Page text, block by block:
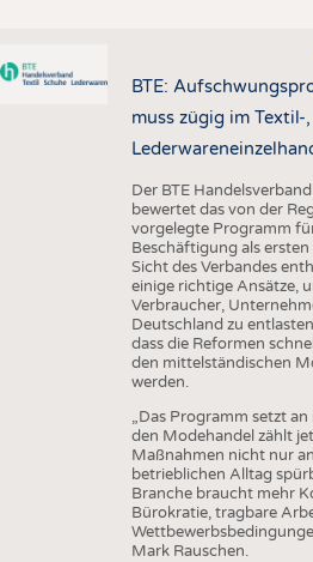
BTE:
muss zügig im Textil-
Der BTE
bewertet das von der
vorgelegte Programm
Beschäftigung als
Sicht des Verbandes
einige richtige Ansätze,
Verbraucher,
Deutschland zu
dass die Reformen
den mittelständischen
werden.
„Das Programm setzt
den Modehandel zählt
Maßnahmen nicht nur
betrieblichen Alltag
Branche braucht mehr
Bürokratie, tragbare
Mark Rauschen.